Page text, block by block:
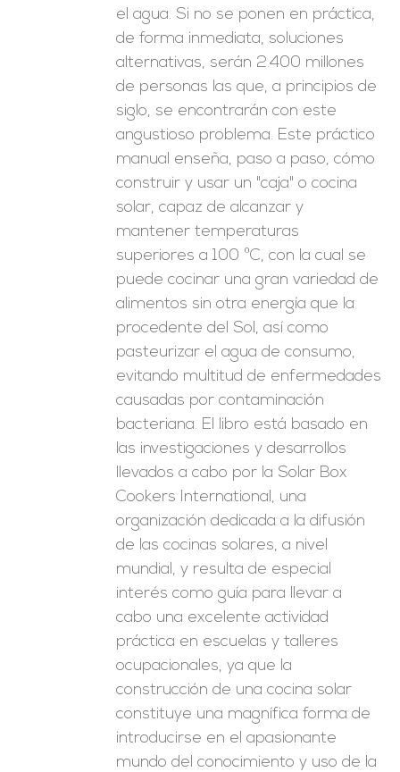
el agua. Si no se ponen en práctica,
de forma inmediata, soluciones
alternativas, serán 2.400 millones
de personas las que, a principios de
siglo, se encontrarán con este
angustioso problema. Este práctico
manual enseña, paso a paso, cómo
construir y usar un "caja" o cocina
solar, capaz de alcanzar y
mantener temperaturas
superiores a 100 ºC, con la cual se
puede cocinar una gran variedad de
alimentos sin otra energía que la
procedente del Sol, así como
pasteurizar el agua de consumo,
evitando multitud de enfermedades
causadas por contaminación
bacteriana. El libro está basado en
las investigaciones y desarrollos
llevados a cabo por la Solar Box
Cookers International, una
organización dedicada a la difusión
de las cocinas solares, a nivel
mundial, y resulta de especial
interés como guía para llevar a
cabo una excelente actividad
práctica en escuelas y talleres
ocupacionales, ya que la
construcción de una cocina solar
constituye una magnífica forma de
introducirse en el apasionante
mundo del conocimiento y uso de la